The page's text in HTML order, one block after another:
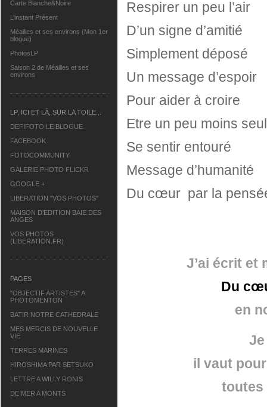
Carte Blanche&Noire
L’instant Présent
Méailles et ses environs (Mon 1er
blogue)
PhotosLP
Saison 2 de Méailles et ses
environs
LP, ICI ET LÀ, SUR LA TOILE...
DEFIFOTO LE BLOGUE
FACEBOOK
FOTOCOMMUNITY
GALERIE PHOTO FLICKR
GOOGLE +
LIBERATION "VOS PHOTOS"
MAISON D’EDITION BAIE DES
ANGES
VOS PHOTOS
(LIBERATION.FR)
PAGES
"OBJECTIF ARTISTES" A
PHOTOMENTON
BATIR NOTRE CATHEDRALE
MES MERCIS DE NOUVELLE
VIE
TERRES MARINES
HIROSHIMA PAR SETSUKO
LETTRE A WILLY RONIS
DE MER A MONTS
Respirer un peu l’air
D’un signe d’amitié
Simplement déposé
Un message d’espoir
Pour aider à croire
Etre un peu moins
Se sentir entouré
Message d’humanité
Du cœur par la
J’ai écrit et
Du
en
il vaut
toutes